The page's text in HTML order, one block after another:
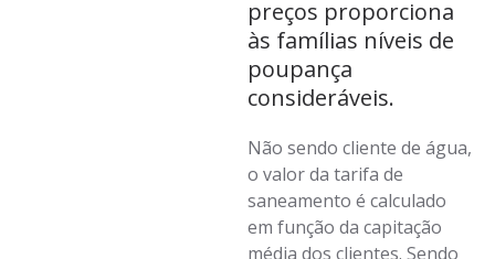
preços proporciona
às famílias níveis de
poupança
consideráveis.
Não sendo cliente de água,
o valor da tarifa de
saneamento é calculado
em função da capitação
média dos clientes. Sendo